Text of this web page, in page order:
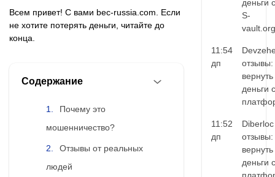
Всем привет! С вами bec-russia.com. Если
не хотите потерять деньги, читайте до
конца.
Содержание
Почему это
мошенничество?
Отзывы от реальных
людей
деньги с
S-
vault.org
11:54
дп
отзывы:
вернуть
деньги с
11:52
дп
Diberloc
отзывы:
вернуть
деньги с